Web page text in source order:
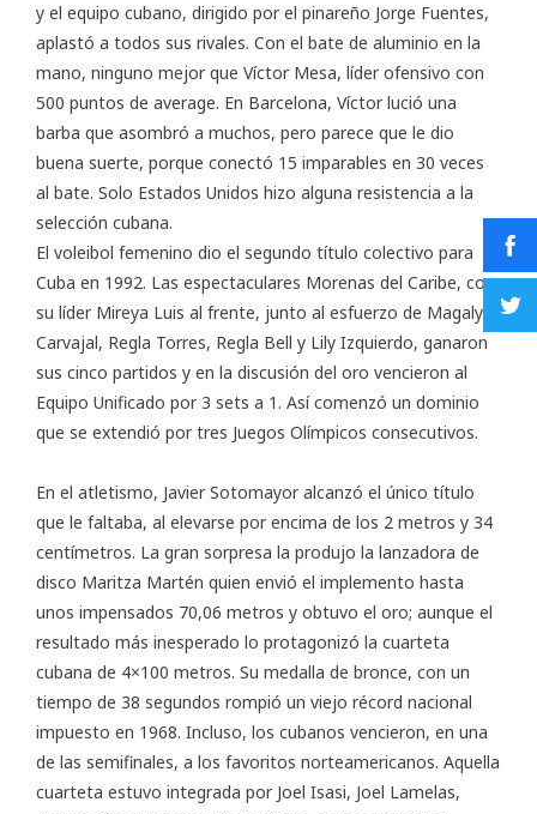
y el equipo cubano, dirigido por el pinareño Jorge Fuentes,
aplastó a todos sus rivales. Con el bate de aluminio en la
mano, ninguno mejor que Víctor Mesa, líder ofensivo con
500 puntos de average. En Barcelona, Víctor lució una
barba que asombró a muchos, pero parece que le dio
buena suerte, porque conectó 15 imparables en 30 veces
al bate. Solo Estados Unidos hizo alguna resistencia a la
selección cubana.
El voleibol femenino dio el segundo título colectivo para
Cuba en 1992. Las espectaculares Morenas del Caribe, con
su líder Mireya Luis al frente, junto al esfuerzo de Magalys
Carvajal, Regla Torres, Regla Bell y Lily Izquierdo, ganaron
sus cinco partidos y en la discusión del oro vencieron al
Equipo Unificado por 3 sets a 1. Así comenzó un dominio
que se extendió por tres Juegos Olímpicos consecutivos.
En el atletismo, Javier Sotomayor alcanzó el único título
que le faltaba, al elevarse por encima de los 2 metros y 34
centímetros. La gran sorpresa la produjo la lanzadora de
disco Maritza Martén quien envió el implemento hasta
unos impensados 70,06 metros y obtuvo el oro; aunque el
resultado más inesperado lo protagonizó la cuarteta
cubana de 4×100 metros. Su medalla de bronce, con un
tiempo de 38 segundos rompió un viejo récord nacional
impuesto en 1968. Incluso, los cubanos vencieron, en una
de las semifinales, a los favoritos norteamericanos. Aquella
cuarteta estuvo integrada por Joel Isasi, Joel Lamelas,